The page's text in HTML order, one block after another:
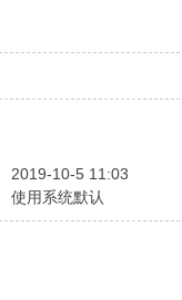
2019-10-5 11:03
使用系统默认